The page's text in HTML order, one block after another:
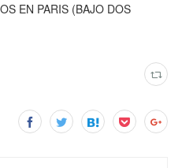
EN PARIS (BAJO DOS